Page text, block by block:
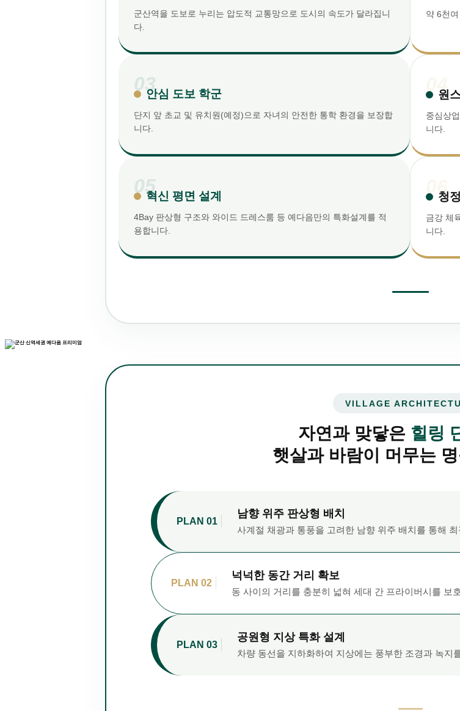
군산역을 도보로 누리는 압도적 교통망으로 도시의 속도가 달라집니
다.
약 6천
03안심 도보 학군
단지 앞 초교 및 유치원(예정)으로 자녀의 안전한 통학 환경을 보장합
니다.
04
원
중심상
니다.
05혁신 평면 설계
4Bay 판상형 구조와 와이드 드레스룸 등 예다음만의 특화설계를 적
용합니다.
06
청
금강 체
니다.
VILLAGE
자연과 맞닿은 힐링
햇살과 바람이 머무는
PLAN 01
남향 위주 판상형 배치
사계절 채광과 통풍을 고려한 남향 위주 배치를 통해
PLAN 02
넉넉한 동간 거리 확보
동 사이의 거리를 충분히 넓혀 세대 간 프라이버시를 보
PLAN 03
공원형 지상 특화 설계
차량 동선을 지하화하여 지상에는 풍부한 조경과 녹지